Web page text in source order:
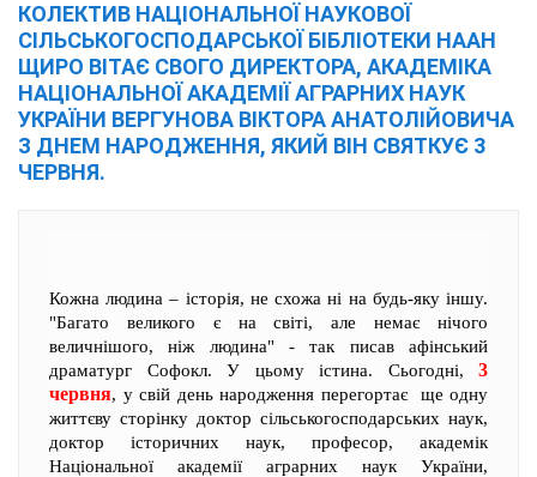
КОЛЕКТИВ НАЦІОНАЛЬНОЇ НАУКОВОЇ
СІЛЬСЬКОГОСПОДАРСЬКОЇ БІБЛІОТЕКИ НААН
ЩИРО ВІТАЄ СВОГО ДИРЕКТОРА, АКАДЕМІКА
НАЦІОНАЛЬНОЇ АКАДЕМІЇ АГРАРНИХ НАУК
УКРАЇНИ ВЕРГУНОВА ВІКТОРА АНАТОЛІЙОВИЧА
З ДНЕМ НАРОДЖЕННЯ, ЯКИЙ ВІН СВЯТКУЄ 3
ЧЕРВНЯ.
Кожна людина – історія, не схожа ні на будь-яку іншу.
"Багато великого є на світі, але немає нічого
величнішого, ніж людина" - так писав афінський
драматург Софокл. У цьому істина. Сьогодні, 3
червня, у свій день народження перегортає ще одну
життєву сторінку доктор сільськогосподарських наук,
доктор історичних наук, професор, академік
Національної академії аграрних наук України,